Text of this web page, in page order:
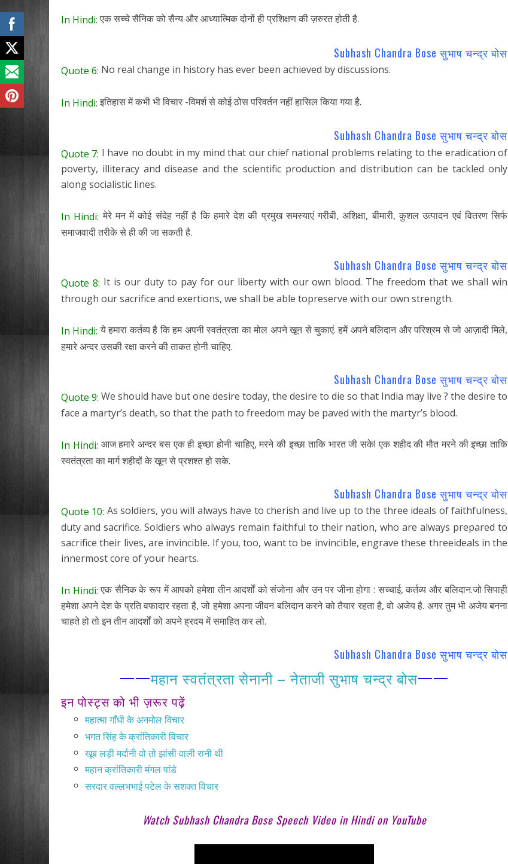
In Hindi:एक सच्चे सैनिक को सैन्य और आध्यात्मिक दोनों ही प्रशिक्षण की ज़रुरत होती है.
Subhash Chandra Bose सुभाष चन्द्र बोस
Quote 6: No real change in history has ever been achieved by discussions.
In Hindi:इतिहास में कभी भी विचार -विमर्श से कोई ठोस परिवर्तन नहीं हासिल किया गया है.
Subhash Chandra Bose सुभाष चन्द्र बोस
Quote 7: I have no doubt in my mind that our chief national problems relating to the eradication of
poverty, illiteracy and disease and the scientific production and distribution can be tackled only
along socialistic lines.
In Hindi: मेरे मन में कोई संदेह नहीं है कि हमारे देश की प्रमुख समस्याएं गरीबी, अशिक्षा, बीमारी, कुशल उत्पादन एवं वितरण सिर्फ
समाजवादी तरीके से ही की जा सकती है.
Subhash Chandra Bose सुभाष चन्द्र बोस
Quote 8: It is our duty to pay for our liberty with our own blood. The freedom that we shall win
through our sacrifice and exertions, we shall be able topreserve with our own strength.
In Hindi: ये हमारा कर्तव्य है कि हम अपनी स्वतंत्रता का मोल अपने खून से चुकाएं. हमें अपने बलिदान और परिश्रम से जो आज़ादी मिले,
हमारे अन्दर उसकी रक्षा करने की ताकत होनी चाहिए.
Subhash Chandra Bose सुभाष चन्द्र बोस
Quote 9: We should have but one desire today, the desire to die so that India may live ? the desire to
face a martyr’s death, so that the path to freedom may be paved with the martyr’s blood.
In Hindi: आज हमारे अन्दर बस एक ही इच्छा होनी चाहिए, मरने की इच्छा ताकि भारत जी सके! एक शहीद की मौत मरने की इच्छा ताकि
स्वतंत्रता का मार्ग शहीदों के खून से प्रशश्त हो सके.
Subhash Chandra Bose सुभाष चन्द्र बोस
Quote 10: As soldiers, you will always have to cherish and live up to the three ideals of faithfulness,
duty and sacrifice. Soldiers who always remain faithful to their nation, who are always prepared to
sacrifice their lives, are invincible. If you, too, want to be invincible, engrave these threeideals in the
innermost core of your hearts.
In Hindi:एक सैनिक के रूप में आपको हमेशा तीन आदर्शों को संजोना और उन पर जीना होगा : सच्चाई, कर्तव्य और बलिदान.जो सिपाही
हमेशा अपने देश के प्रति वफादार रहता है, जो हमेशा अपना जीवन बलिदान करने को तैयार रहता है, वो अजेय है. अगर तुम भी अजेय बनना
चाहते हो तो इन तीन आदर्शों को अपने ह्रदय में समाहित कर लो.
Subhash Chandra Bose सुभाष चन्द्र बोस
——महान स्वतंत्रता सेनानी – नेताजी सुभाष चन्द्र बोस——
इन पोस्ट्स को भी ज़रूर पढ़ें
महात्मा गाँधी के अनमोल विचार
भगत सिंह के क्रांतिकारी विचार
खूब लड़ी मर्दानी वो तो झांसी वाली रानी थी
महान क्रांतिकारी मंगल पांडे
सरदार वल्लभभाई पटेल के सशक्त विचार
Watch Subhash Chandra Bose Speech Video in Hindi on YouTube